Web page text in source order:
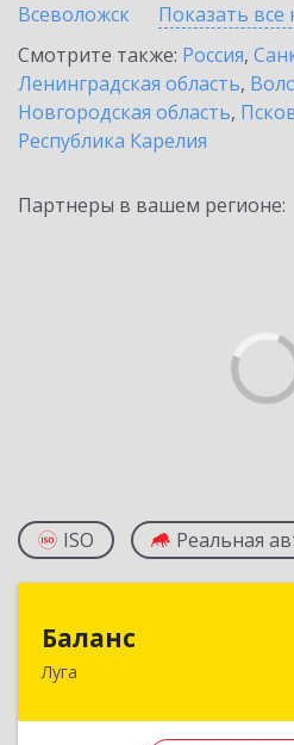
Всеволожск
Показать все
Смотрите также: Россия,
Ленинградская область,
Новгородская область,
Республика Карелия
Партнеры в вашем регионе:
ISO Реальная
Баланс
Луга188230, Ленинградская